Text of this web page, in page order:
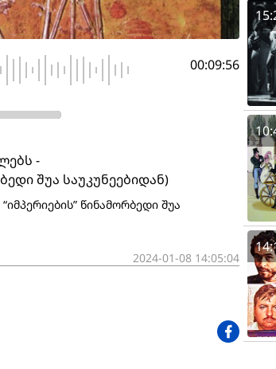
00:09:56
-
შუა საუკუნეებიდან)
წინამორბედი შუა
2024-01-08 14:05:04